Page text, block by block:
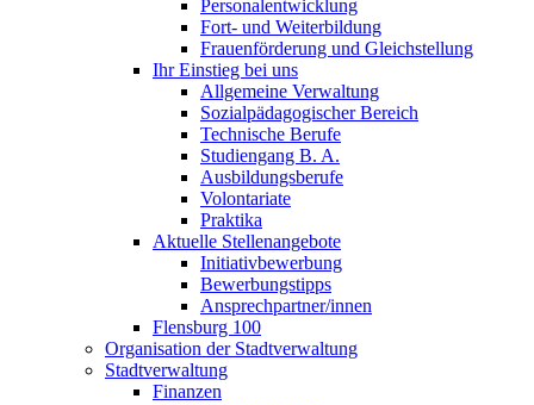
Personalentwicklung
Fort- und Weiterbildung
Frauenförderung und Gleichstellung
Ihr Einstieg bei uns
Allgemeine Verwaltung
Sozialpädagogischer Bereich
Technische Berufe
Studiengang B. A.
Ausbildungsberufe
Volontariate
Praktika
Aktuelle Stellenangebote
Initiativbewerbung
Bewerbungstipps
Ansprechpartner/innen
Flensburg 100
Organisation der Stadtverwaltung
Stadtverwaltung
Finanzen